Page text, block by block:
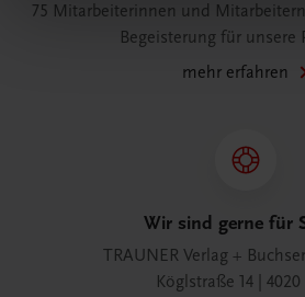
75 Mitarbeiterinnen und
Begeisterung für unsere
mehr erfahren
Wir sind gerne für
TRAUNER Verlag +
Köglstraße 14 |